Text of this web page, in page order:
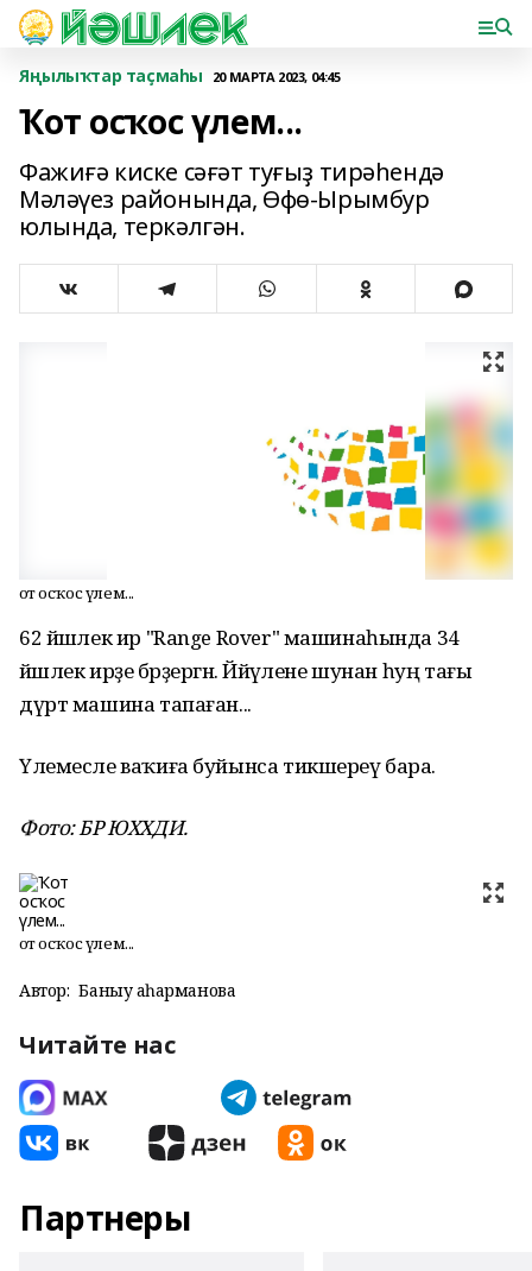
Яңылыҡтар таҫмаһы 20 МАРТА 2023, 04:45
Ҡот осҡос үлем...
Фажиғә киске сәғәт туғыҙ тирәһендә
Мәләүез районында, Өфө-Ырымбур
юлында, теркәлгән.
Ҡот осҡос үлем...
62 йәшлек ир "Range Rover" машинаһында 34
йәшлек ирҙе бәрҙергән. Йәйәүлене шунан һуң тағы
дүрт машина тапаған...
Үлемесле ваҡиға буйынса тикшереү бара.
Фото: БР ЮХХДИ.
Ҡот осҡос үлем...
Автор: Баныу Ҡаһарманова
Читайте нас
Партнеры